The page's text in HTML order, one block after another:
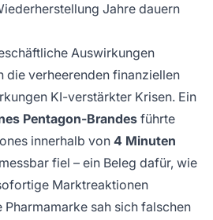
Jahre dauern
Auswirkungen
die verheerenden finanziellen
KI-verstärkter Krisen. Ein
Pentagon-Brandes führte
innerhalb von 4 Minuten
fiel – ein Beleg dafür, wie
Marktreaktionen
Pharmamarke sah sich falschen